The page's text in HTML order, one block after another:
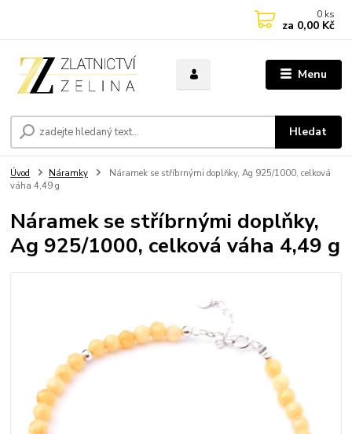
Menu
Hledat
0 ks
za 0,00 Kč
Úvod Náramky
Náramek se stříbrnými doplňky, Ag 925/1000, celková
váha 4,49 g
Náramek se stříbrnými doplňky,
Ag 925/1000, celková váha 4,49 g